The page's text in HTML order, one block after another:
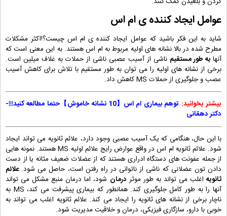
عوامل ایجاد کننده ی ام اس
شاید به این فکر باشید که عوامل ایجاد کننده ی ام اس چیست؟!اکثر مشکلات
مطرح شده در بالا نشانه های اولیه مربوط به ام اس هستند. به این معنی است که
آنها به طور مستقیم ناشی از آسیب عصبی ناشی از حملات به غلاف میلین است.
برخی از نشانه های اولیه را می توان به طور مستقیم با تلاش برای کاهش آسیب
عصب و جلوگیری از حملات MS کاهش داد.
بیشتر بخوانید:
توهم بیماری ام اس【10 نشانه خاموش】حتما مطالعه کنید!!!-
دکتر دهقانی
با این حال، هنگامی که یک آسیب عصبی وجود دارد، علائم ثانویه می تواند ایجاد
شود. علائم ثانویه ام اس در واقع عوارض رایج علائم اولیه MS هستند. نمونه هایی
از جمله عفونت های دستگاه ادراری هستند که از عضلات ضعیف مثانه یا از دست
دادن تون عضلانی که ناشی از ناتوانی در راه رفتن است، حاصل می شود.علائم
ثانویه اغلب می تواند به طور موثر درمان شود، اما درمان منبع مشکل می تواند
آنها را به طور کامل جلوگیری کند. همانطور که بیماری پیشرفت می کند، MS به
ناچار برخی از نشانه های ثانویه را ایجاد می کند. علائم ثانویه اغلب می تواند به
خوبی با دارو، سازگاری فیزیکی، درمان و خلاقیت مدیریت شود.